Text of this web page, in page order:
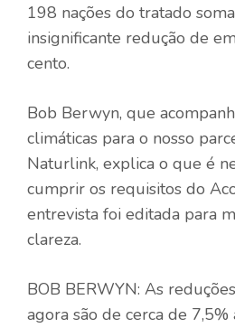
198 nações do tratado
insignificante redução de
cento.
Bob Berwyn, que
climáticas para o nosso
Naturlink, explica o que é
cumprir os requisitos do
entrevista foi editada para
clareza.
BOB BERWYN: As
agora são de cerca de 7,5%